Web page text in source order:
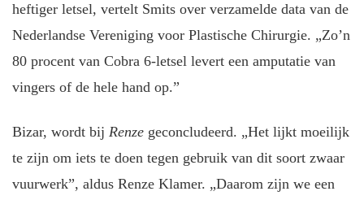
heftiger letsel, vertelt Smits over verzamelde data van de
Nederlandse Vereniging voor Plastische Chirurgie. „Zo’n
80 procent van Cobra 6-letsel levert een amputatie van
vingers of de hele hand op.”
Bizar, wordt bij Renzegeconcludeerd. „Het lijkt moeilijk
te zijn om iets te doen tegen gebruik van dit soort zwaar
vuurwerk”, aldus Renze Klamer. „Daarom zijn we een